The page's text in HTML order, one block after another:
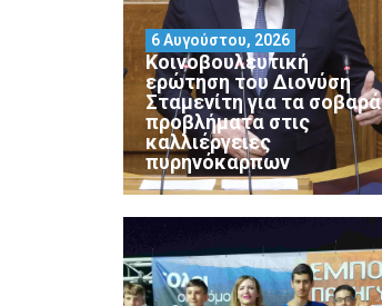
Κοινοβουλευτική
ερώτηση του Διονύση
Σταμενίτη για τα σοβαρά
προβλήματα στις
καλλιέργειες
πυρηνόκαρπων
6 Αυγούστου, 2026